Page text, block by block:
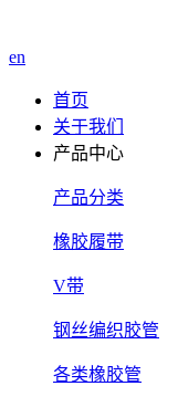
en
首页
关于我们
产品中心
产品分类
橡胶履带
V带
钢丝编织胶管
各类橡胶管